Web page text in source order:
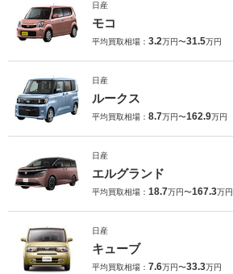
日産
モコ
平均買取相場： 3.2万円〜31.5万円
日産
ルークス
平均買取相場： 8.7万円〜162.9万円
日産
エルグランド
平均買取相場： 18.7万円〜167.3万円
日産
キューブ
平均買取相場： 7.6万円〜33.3万円